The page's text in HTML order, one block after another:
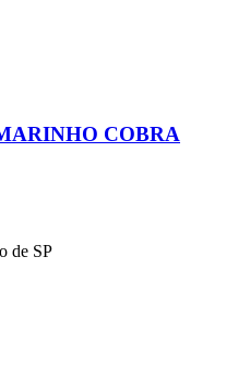
COBRA
de SP